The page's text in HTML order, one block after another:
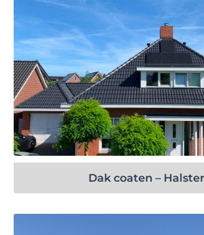
Bekijk project
Dak coaten –